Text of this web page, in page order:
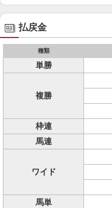
払戻金
種類
単勝
複勝
枠連
馬連
ワイド
馬単